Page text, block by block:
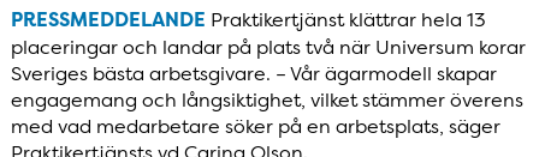
PRESSMEDDELANDE Praktikertjänst klättrar hela 13
placeringar och landar på plats två när Universum korar
Sveriges bästa arbetsgivare. – Vår ägarmodell skapar
engagemang och långsiktighet, vilket stämmer överens
med vad medarbetare söker på en arbetsplats, säger